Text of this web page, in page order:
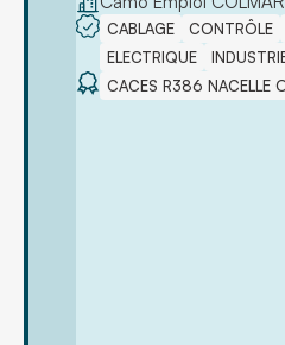
CABLAGE CONTRÔLE
ELECTRIQUE
CACES R386 NACELLE